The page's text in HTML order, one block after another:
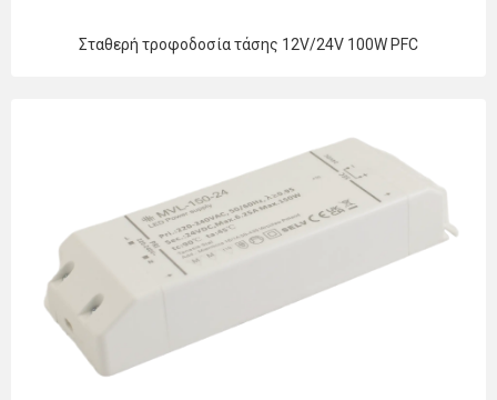
Σταθερή τροφοδοσία τάσης 12V/24V 100W PFC